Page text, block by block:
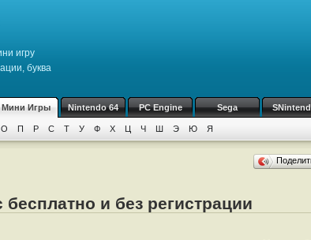
игру
буква
Мини Игры Nintendo 64 PC Engine Sega
О П Р С Т У Ф Х Ц Ч Ш Э Ю Я
и без регистрации